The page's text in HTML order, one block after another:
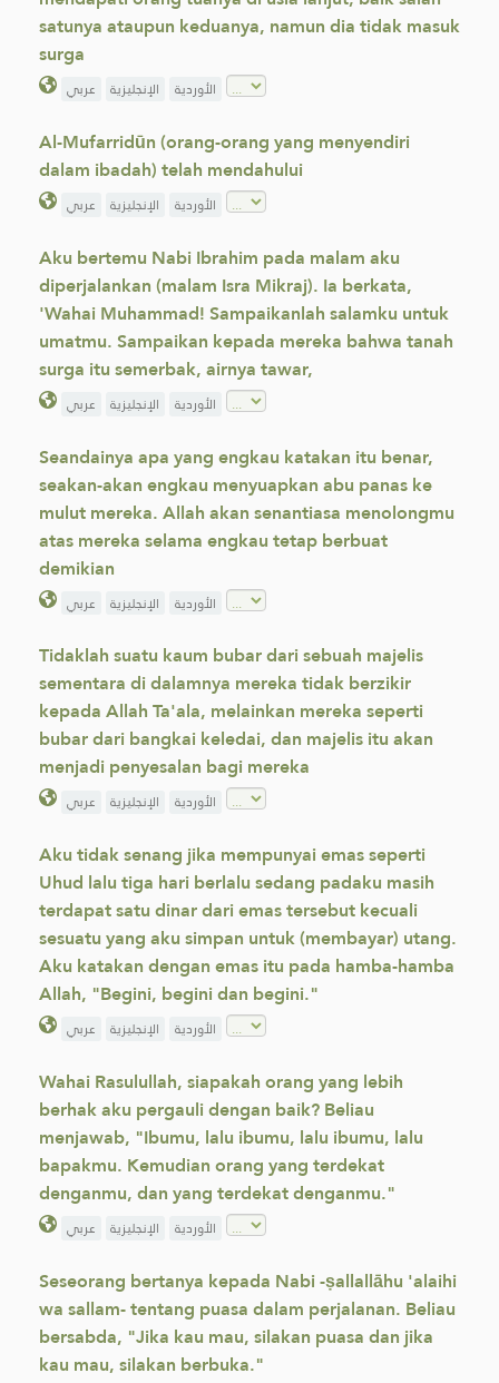
satunya ataupun keduanya, namun dia tidak masuk
surga
عربي الإنجليزية الأوردية
Al-Mufarridūn (orang-orang yang menyendiri
dalam ibadah) telah mendahului
عربي الإنجليزية الأوردية
Aku bertemu Nabi Ibrahim pada malam aku
diperjalankan (malam Isra Mikraj). Ia berkata,
'Wahai Muhammad! Sampaikanlah salamku untuk
umatmu. Sampaikan kepada mereka bahwa tanah
surga itu semerbak, airnya tawar,
عربي الإنجليزية الأوردية
Seandainya apa yang engkau katakan itu benar,
seakan-akan engkau menyuapkan abu panas ke
mulut mereka. Allah akan senantiasa menolongmu
atas mereka selama engkau tetap berbuat
demikian
عربي الإنجليزية الأوردية
Tidaklah suatu kaum bubar dari sebuah majelis
sementara di dalamnya mereka tidak berzikir
kepada Allah Ta'ala, melainkan mereka seperti
bubar dari bangkai keledai, dan majelis itu akan
menjadi penyesalan bagi mereka
عربي الإنجليزية الأوردية
Aku tidak senang jika mempunyai emas seperti
Uhud lalu tiga hari berlalu sedang padaku masih
terdapat satu dinar dari emas tersebut kecuali
sesuatu yang aku simpan untuk (membayar) utang.
Aku katakan dengan emas itu pada hamba-hamba
Allah, "Begini, begini dan begini."
عربي الإنجليزية الأوردية
Wahai Rasulullah, siapakah orang yang lebih
berhak aku pergauli dengan baik? Beliau
menjawab, "Ibumu, lalu ibumu, lalu ibumu, lalu
bapakmu. Kemudian orang yang terdekat
denganmu, dan yang terdekat denganmu."
عربي الإنجليزية الأوردية
Seseorang bertanya kepada Nabi -ṣallallāhu 'alaihi
wa sallam- tentang puasa dalam perjalanan. Beliau
bersabda, "Jika kau mau, silakan puasa dan jika
kau mau, silakan berbuka."